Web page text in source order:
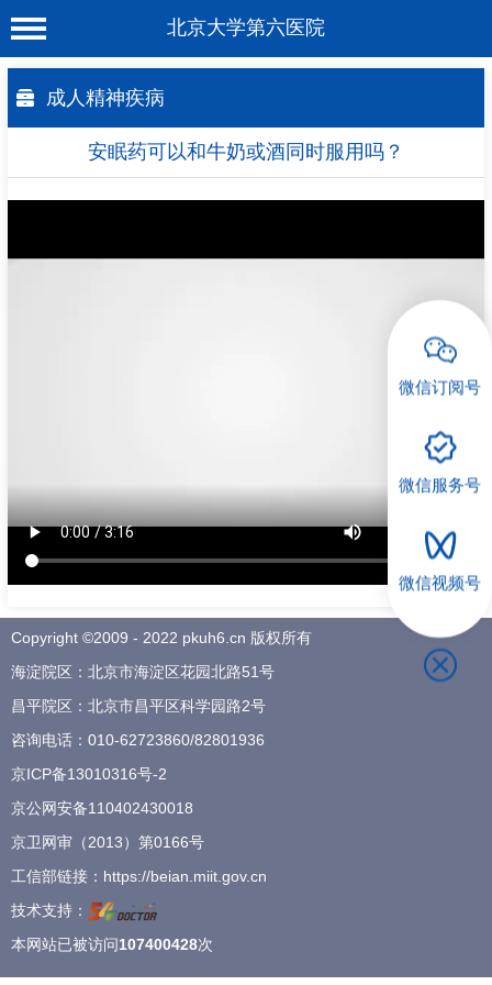
北京大学第六医院
医院概况
专家介绍
招聘专栏
成人精神疾病
安眠药可以和牛奶或酒同时服用吗？
Copyright ©2009 - 2022 pkuh6.cn 版权所有
海淀院区：北京市海淀区花园北路51号
昌平院区：北京市昌平区科学园路2号
咨询电话： 010-62723860/82801936
京ICP备13010316号-2
京公网安备110402430018
京卫网审（2013）第0166号
工信部链接： https://beian.miit.gov.cn
技术支持：
本网站已被访问107400428次
微信订阅号
微信服务号
微信视频号